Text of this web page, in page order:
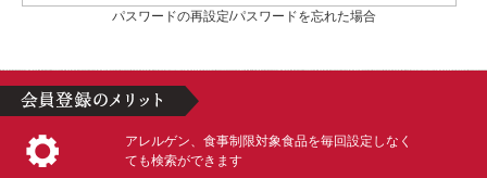
パスワードの再設定/パスワードを忘れた場合
アレルゲン、食事制限対象食品を毎回設定しなく
ても検索ができます